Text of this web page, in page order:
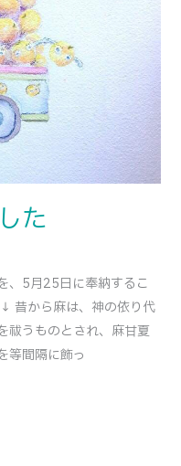
た
、5月25日に奉納するこ
昔から麻は、神の依り代
祓うものとされ、麻甘夏
等間隔に飾っ